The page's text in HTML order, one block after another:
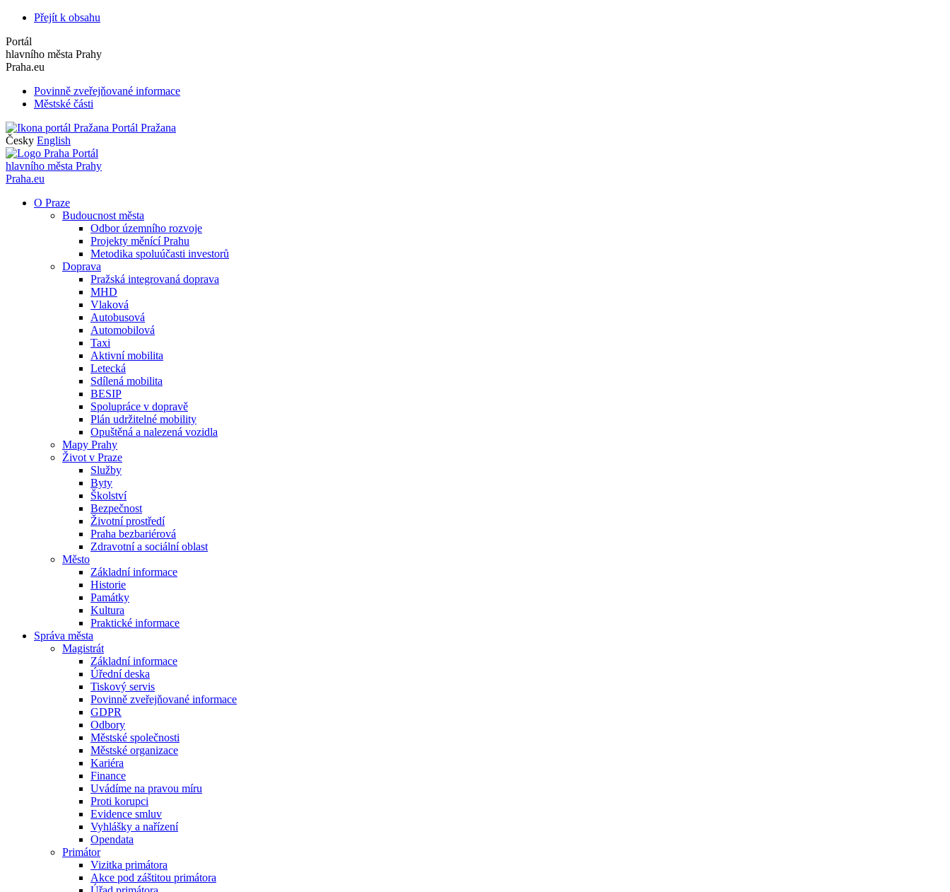
Přejít k obsahu
Portál
hlavního města Prahy
Praha.eu
Povinně zveřejňované informace
Městské části
Portál Pražana
Česky English
Portál
hlavního města Prahy
Praha.eu
O Praze
Budoucnost města
Odbor územního rozvoje
Projekty měnící Prahu
Metodika spoluúčasti investorů
Doprava
Pražská integrovaná doprava
MHD
Vlaková
Autobusová
Automobilová
Taxi
Aktivní mobilita
Letecká
Sdílená mobilita
BESIP
Spolupráce v dopravě
Plán udržitelné mobility
Opuštěná a nalezená vozidla
Mapy Prahy
Život v Praze
Služby
Byty
Školství
Bezpečnost
Životní prostředí
Praha bezbariérová
Zdravotní a sociální oblast
Město
Základní informace
Historie
Památky
Kultura
Praktické informace
Správa města
Magistrát
Základní informace
Úřední deska
Tiskový servis
Povinně zveřejňované informace
GDPR
Odbory
Městské společnosti
Městské organizace
Kariéra
Finance
Uvádíme na pravou míru
Proti korupci
Evidence smluv
Vyhlášky a nařízení
Opendata
Primátor
Vizitka primátora
Akce pod záštitou primátora